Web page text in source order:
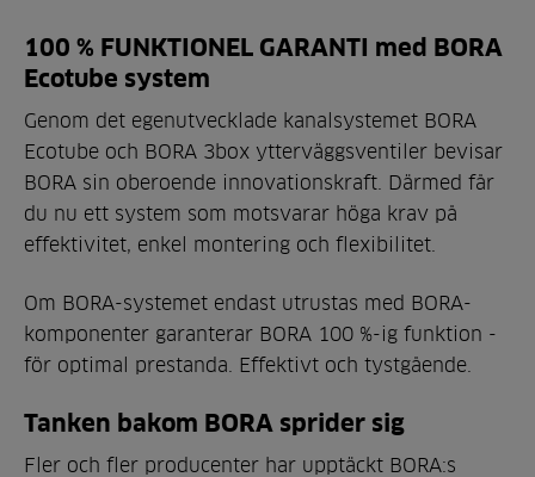
100 % FUNKTIONEL GARANTI med BORA
Ecotube system
Genom det egenutvecklade kanalsystemet BORA
Ecotube och BORA 3box ytterväggsventiler bevisar
BORA sin oberoende innovationskraft. Därmed får
du nu ett system som motsvarar höga krav på
effektivitet, enkel montering och flexibilitet.
Om BORA-systemet endast utrustas med BORA-
komponenter garanterar BORA 100 %-ig funktion -
för optimal prestanda. Effektivt och tystgående.
Tanken bakom BORA sprider sig
Fler och fler producenter har upptäckt BORA:s